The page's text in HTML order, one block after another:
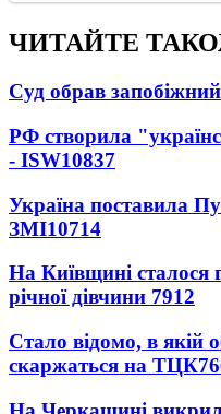
ЧИТАЙТЕ
Суд обрав
РФ створила
- ISW10837
Україна поставила
ЗМІ10714
На Київщині сталося
річної дівчини 7912
Стало відомо, в якій
скаржаться на ТЦК